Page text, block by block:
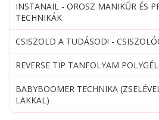
INSTANAIL - OROSZ MANIKŰR ÉS
TECHNIKÁK
CSISZOLD A TUDÁSOD! -
REVERSE TIP TANFOLYAM
BABYBOOMER TECHNIKA
LAKKAL)